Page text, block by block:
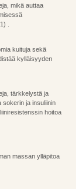
mikä auttaa
.
kuituja sekä
kylläisyyden
tärkkelystä ja
ja insuliinin
hoitoa
massan ylläpitoa